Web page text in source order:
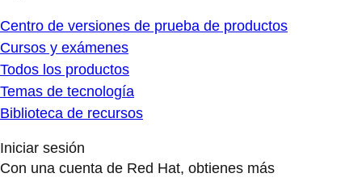
Centro de versiones de prueba de productos
Cursos y exámenes
Todos los productos
Temas de tecnología
Biblioteca de recursos
Iniciar sesión
Con una cuenta de Red Hat, obtienes más